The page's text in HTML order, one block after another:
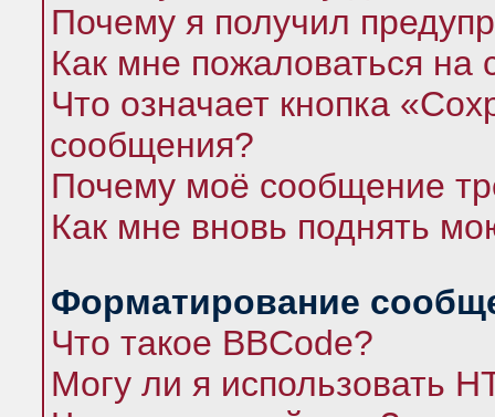
Почему я получил
Как мне пожаловаться
Что означает кнопка
сообщения?
Почему моё сообщение
Как мне вновь поднять
Форматирование
Что такое BBCode?
Могу ли я использовать